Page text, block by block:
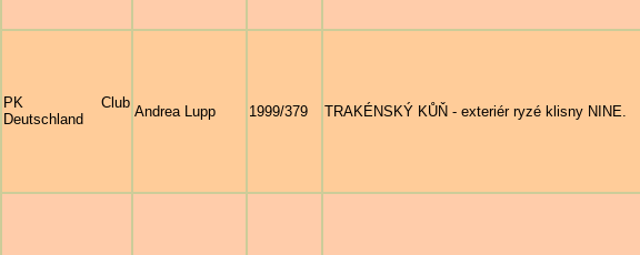
PK Club
Deutschland
Andrea Lupp 1999/379 TRAKÉNSKÝ KŮŇ - exteriér ryzé klisny NINE.